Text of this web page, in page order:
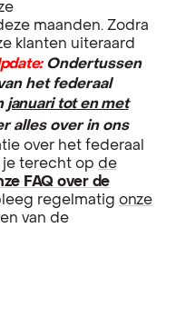
maanden. Zodra
klanten uiteraard
Ondertussen
het federaal
januari tot en met
alles over in ons
over het federaal
je terecht op de
FAQ over de
regelmatig onze
van de